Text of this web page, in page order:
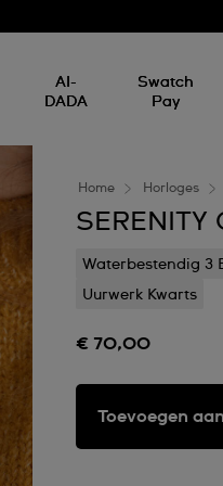
AI-
DADA
Swatch
Pay
Home Horloges
SERENITY
Waterbestendig 3
Uurwerk Kwarts
€ 70,00
Toevoegen